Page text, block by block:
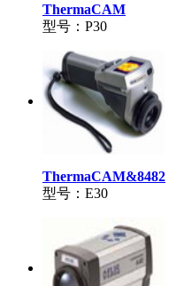
ThermaCAM
型号：P30
ThermaCAM&8482
型号：E30